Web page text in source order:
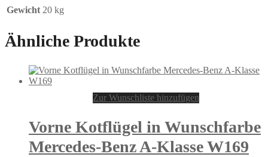
Gewicht 20 kg
Ähnliche Produkte
Zur Wunschliste hinzufügen
Vorne Kotflügel in Wunschfarbe
Mercedes-Benz A-Klasse W169